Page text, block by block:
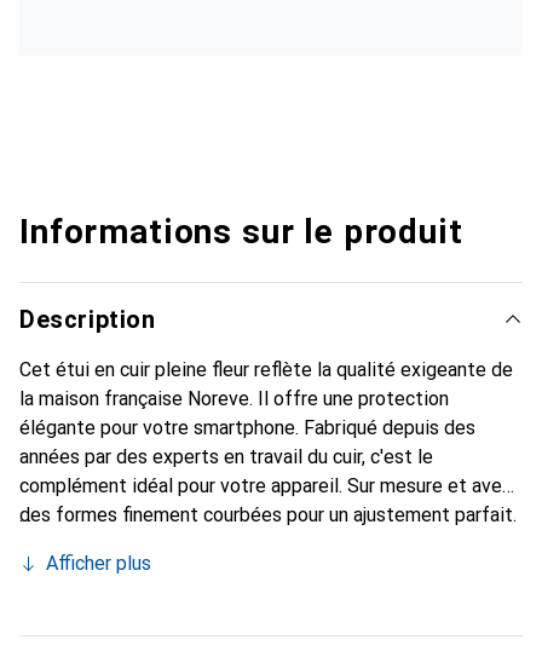
Informations sur le produit
Description
Cet étui en cuir pleine fleur reflète la qualité exigeante de
la maison française Noreve. Il offre une protection
élégante pour votre smartphone. Fabriqué depuis des
années par des experts en travail du cuir, c'est le
complément idéal pour votre appareil. Sur mesure et avec
des formes finement courbées pour un ajustement parfait.
smartphone. La marque Noreve est reconnue
reste toujours un bon choix pour le client exigeant.
Afficher plus